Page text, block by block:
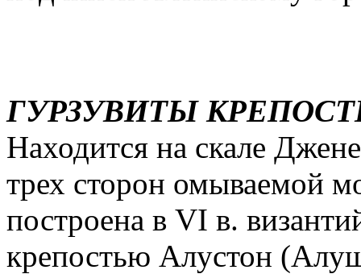
ГУРЗУВИТЫ
Находится на скале
трех сторон омываемой
построена в VI в.
крепостью Алустон